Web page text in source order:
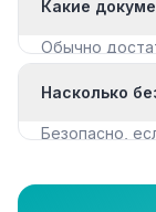
с плохой КИ».
Какие
Обычно
документы
Насколько
Безопасно,
организации